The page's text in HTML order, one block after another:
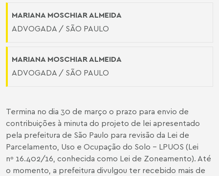
MARIANA MOSCHIAR ALMEIDA
ADVOGADA / SÃO PAULO
MARIANA MOSCHIAR ALMEIDA
ADVOGADA / SÃO PAULO
Termina no dia 30 de março o prazo para envio de
contribuições à minuta do projeto de lei apresentado
pela prefeitura de São Paulo para revisão da Lei de
Parcelamento, Uso e Ocupação do Solo – LPUOS (Lei
nº 16.402/16, conhecida como Lei de Zoneamento). Até
o momento, a prefeitura divulgou ter recebido mais de